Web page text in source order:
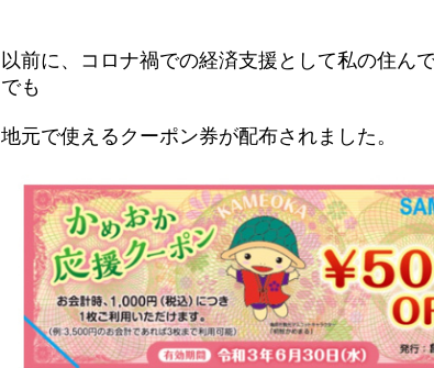
以前に、コロナ禍での経済支援として私の住ん
でも
地元で使えるクーポン券が配布されました。